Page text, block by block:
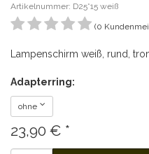
Artikelnummer: D25*15 weiß
(0
Lampenschirm weiß, rund,
Adapterring:
ohne
23,90 € *